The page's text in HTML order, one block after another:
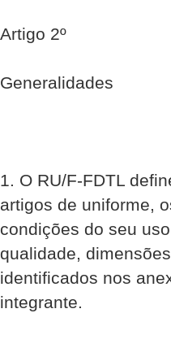
Artigo 2º
Generalidades
1. O RU/F-FDTL
artigos de uniforme,
condições do seu
qualidade,
identificados nos
integrante.